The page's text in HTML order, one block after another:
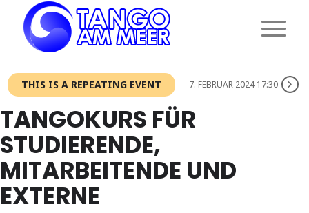
THIS IS A REPEATING EVENT 7. FEBRUAR 2024 17:30
TANGOKURS FÜR
STUDIERENDE,
MITARBEITENDE UND
EXTERNE